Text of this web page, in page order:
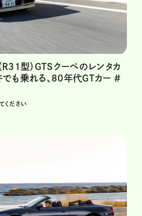
R31型）GTSクーペのレンタカ
も乗れる、80年代GTカー ＃
ください